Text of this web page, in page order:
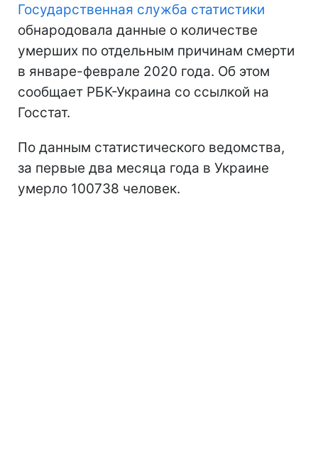
Государственная служба статистики
обнародовала данные о количестве
умерших по отдельным причинам смерти
в январе-феврале 2020 года. Об этом
сообщает РБК-Украина со ссылкой на
Госстат.
По данным статистического ведомства,
за первые два месяца года в Украине
умерло 100738 человек.